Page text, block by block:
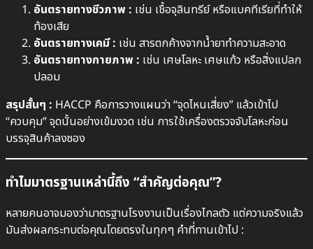
อันตรายทางชีวภาพ : เช่น เชื้อจุลินทรีย์ หรือแบคทีเรียที่ทำให้
ท้องเสีย
อันตรายทางเคมี : เช่น สารตกค้างจากน้ำยาทำความสะอาด
อันตรายทางกายภาพ : เช่น เศษโลหะ เศษแก้ว หรือสิ่งแปลก
ปลอม
สรุปสั้นๆ : HACCP คือการวางแผนว่า “จุดไหนเสี่ยง” แล้วเข้าไป
“ควบคุม” จุดนั้นอย่างเข้มงวด เช่น การใช้เครื่องตรวจจับโลหะก่อน
บรรจุสินค้าลงซอง
ทำไมมาตรฐานเหล่านี้ถึง “สำคัญต่อคุณ”?
หลายคนอาจมองว่ามาตรฐานโรงงานเป็นเรื่องไกลตัว แต่ความจริงแล้ว
มันส่งผลกระทบต่อคุณโดยตรงในทุกๆ คำที่ทานเข้าไป :